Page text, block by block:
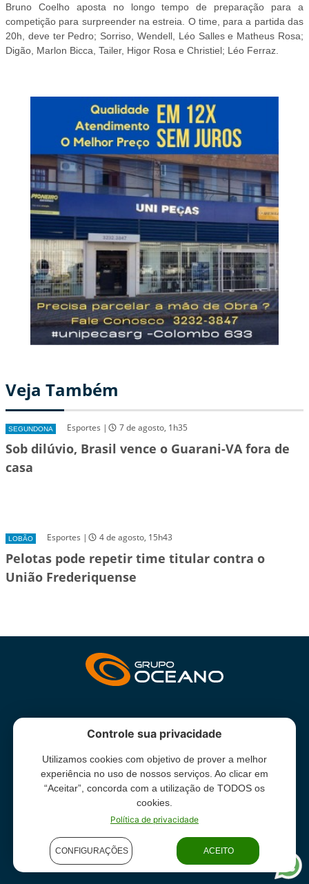
Bruno Coelho aposta no longo tempo de preparação para a
competição para surpreender na estreia. O time, para a partida das
20h, deve ter Pedro; Sorriso, Wendell, Léo Salles e Matheus Rosa;
Digão, Marlon Bicca, Tailer, Higor Rosa e Christiel; Léo Ferraz.
Veja Também
SEGUNDONA Esportes | 7 de agosto, 1h35
Sob dilúvio, Brasil vence o Guarani-VA fora de
casa
LOBÃO Esportes | 4 de agosto, 15h43
Pelotas pode repetir time titular contra o
União Frederiquense
INSTITUCIONAL
Grupo Oceano - Todos direitos reservados -
Controle sua privacidade
Utilizamos cookies com objetivo de prover a melhor
experiência no uso de nossos serviços. Ao clicar em
“Aceitar”, concorda com a utilização de TODOS os
cookies.
Política de privacidade
CONFIGURAÇÕES ACEITO